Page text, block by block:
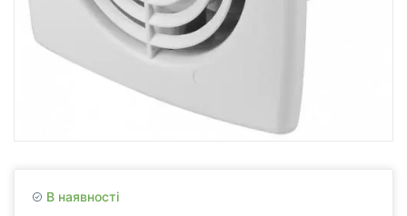
В наявності